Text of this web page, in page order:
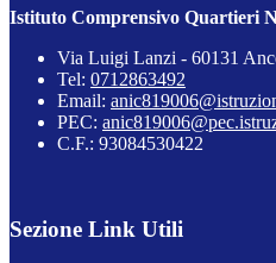
Istituto Comprensivo Quartieri
Via Luigi Lanzi - 60131
Tel: 0712863492
Email:
PEC:
C.F.: 93084530422
Sezione Link Utili